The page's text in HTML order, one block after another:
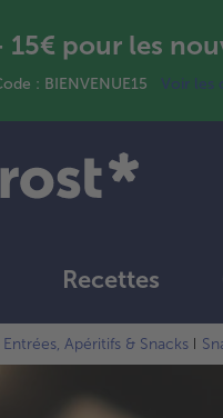
15€ pour les
: BIENVENUE15 Voir les
Recettes
Entrées, Apéritifs & Snacks